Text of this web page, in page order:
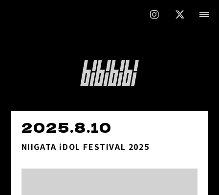
2025.8.10
NIIGATA iDOL FESTIVAL 2025